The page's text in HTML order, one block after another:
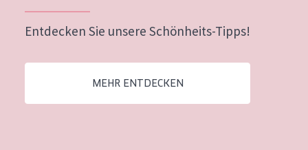
Jedes alter
Entdecken Sie unsere Schönheits-Tipps!
MEHR ENTDECKEN